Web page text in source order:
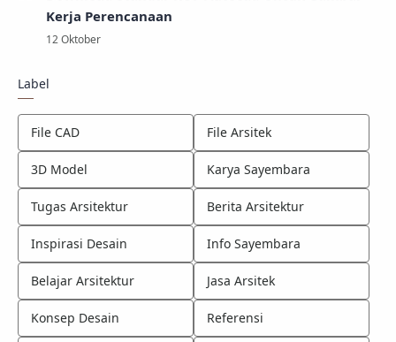
Kerja Perencanaan
Label
File CAD File Arsitek
3D Model Karya Sayembara
Tugas Arsitektur Berita Arsitektur
Inspirasi Desain Info Sayembara
Belajar Arsitektur Jasa Arsitek
Konsep Desain Referensi